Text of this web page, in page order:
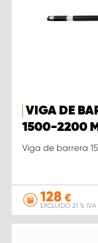
VIGA DE
1500-2200
Viga de barrera
128 €
EXCLUIDO 21 % IVA